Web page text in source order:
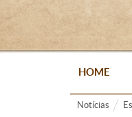
HOME
Notícias